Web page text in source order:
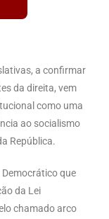
a confirmar
da direita, vem
como uma
ao socialismo
República.
que
da Lei
chamado arco